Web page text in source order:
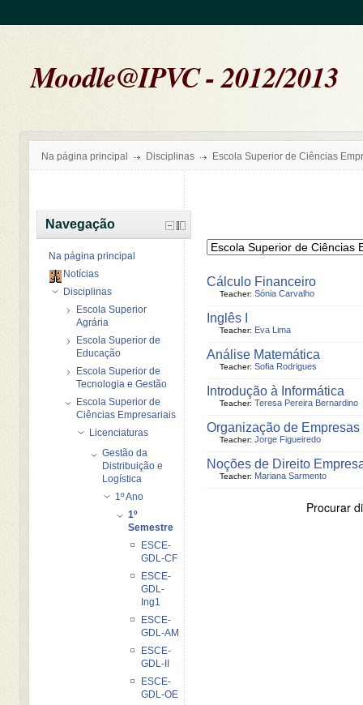
Moodle@IPVC - 2012/2013
Na página principal Disciplinas Escola Superior de Ciências
Cálculo Financeiro
Teacher: Sónia Carvalho
Inglês I
Teacher: Eva Lima
Análise Matemática
Teacher: Sofia Rodrigues
Introdução à Informática
Teacher: Teresa Pereira Bernardino
Organização de Empresas
Teacher: Jorge Figueiredo
Noções de Direito
Teacher: Mariana Sarmento
Procurar
Navegação
Na página principal
Notícias
Disciplinas
Escola Superior
Agrária
Escola Superior de
Educação
Escola Superior de
Tecnologia e Gestão
Escola Superior de
Ciências Empresariais
Licenciaturas
Gestão da
Distribuição e
Logística
1º Ano
1º
Semestre
ESCE-
GDL-CF
ESCE-
GDL-
Ing1
ESCE-
GDL-AM
ESCE-
GDL-II
ESCE-
GDL-OE